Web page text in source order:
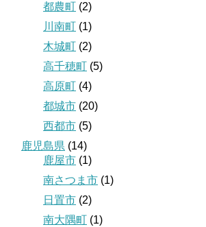
都農町
(2)
川南町
(1)
木城町
(2)
高千穂町
(5)
高原町
(4)
都城市 (20)
西都市 (5)
鹿児島県 (14)
鹿屋市 (1)
南さつま市 (1)
日置市 (2)
南大隅町
(1)